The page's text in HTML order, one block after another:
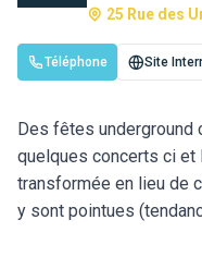
25 Rue des
Téléphone Site
Des fêtes underground
quelques concerts ci et
transformée en lieu de
y sont pointues